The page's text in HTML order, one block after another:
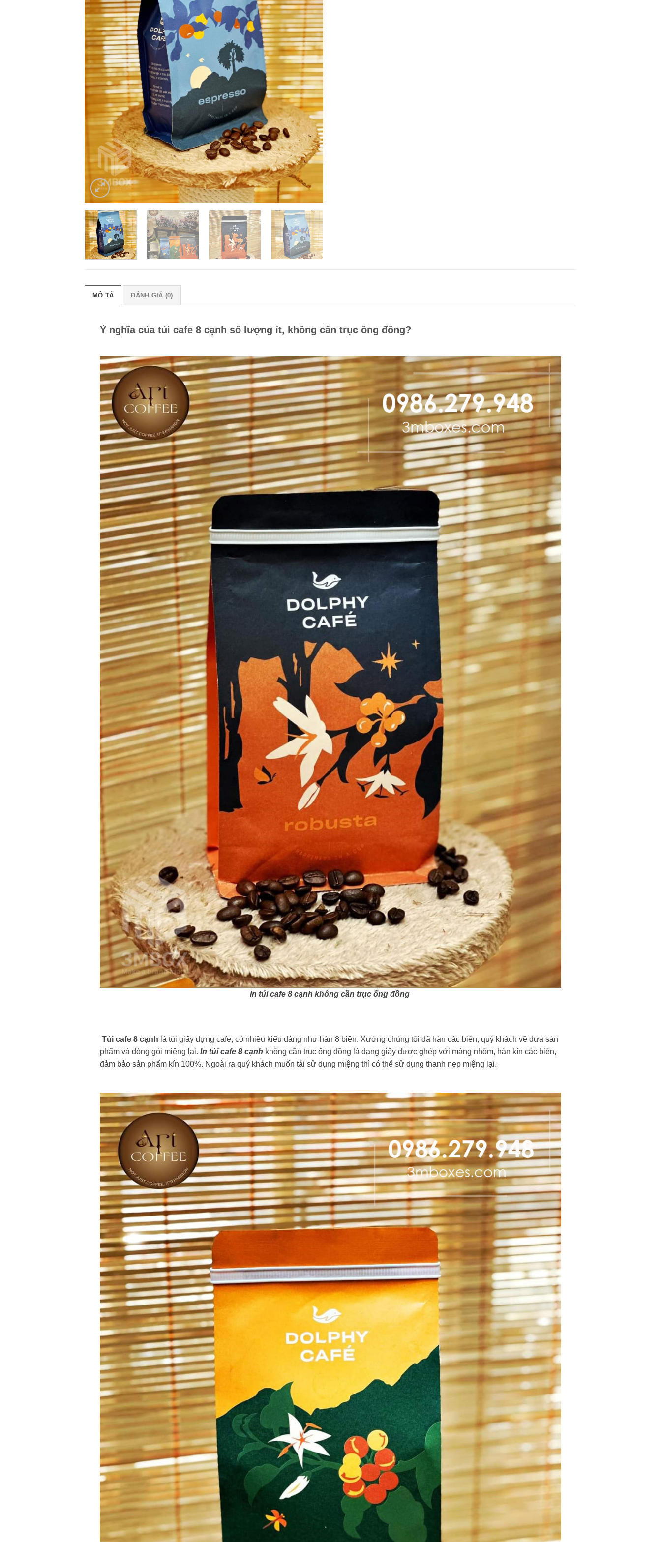
MÔ TẢ ĐÁNH GIÁ (0)
Ý nghĩa của túi cafe 8 cạnh số lượng ít, không cần trục ống đồng?
In túi cafe 8 cạnh không cần trục ống đồng
Túi cafe 8 cạnh là túi giấy đựng cafe, có nhiều kiểu dáng như hàn 8 biên. Xưởng chúng tôi đã hàn các biên, quý khách về đưa sản
phẩm và đóng gói miệng lại. In túi cafe 8 cạnh không cần trục ống đồng là dạng giấy được ghép với màng nhôm, hàn kín các biên,
đảm bảo sản phẩm kín 100%. Ngoài ra quý khách muốn tái sử dụng miệng thì có thể sử dụng thanh nẹp miệng lại.